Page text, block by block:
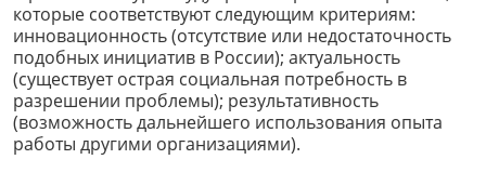
которые соответствуют следующим критериям:
инновационность (отсутствие или недостаточность
подобных инициатив в России); актуальность
(существует острая социальная потребность в
разрешении проблемы); результативность
(возможность дальнейшего использования опыта
работы другими организациями).